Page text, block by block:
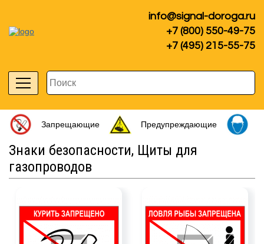
info@signal-doroga.ru
+7 (800) 550-49-75
+7 (495) 215-55-75
Запрещающие Предупреждающие
Знаки безопасности, Щиты для
газопроводов